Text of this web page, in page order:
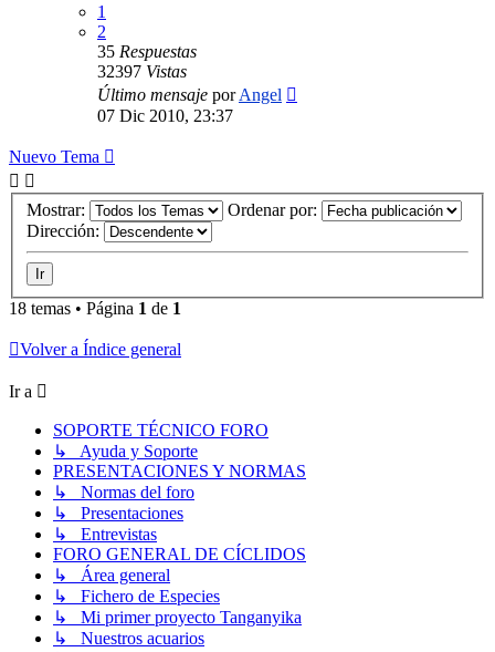
1
2
35 Respuestas
32397 Vistas
Último mensaje porAngel
07 Dic 2010, 23:37
Nuevo Tema
Mostrar:
Ordenar por:
Dirección:
18 temas • Página 1 de 1
Volver a Índice general
Ir a
SOPORTE TÉCNICO FORO
↳ Ayuda y Soporte
PRESENTACIONES Y NORMAS
↳ Normas del foro
↳ Presentaciones
↳ Entrevistas
FORO GENERAL DE CÍCLIDOS
↳ Área general
↳ Fichero de Especies
↳ Mi primer proyecto Tanganyika
↳ Nuestros acuarios